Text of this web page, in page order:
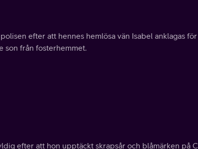
efter att hennes hemlösa vän Isabel anklagas
son från fosterhemmet.
efter att hon upptäckt skrapsår och blåmärken på